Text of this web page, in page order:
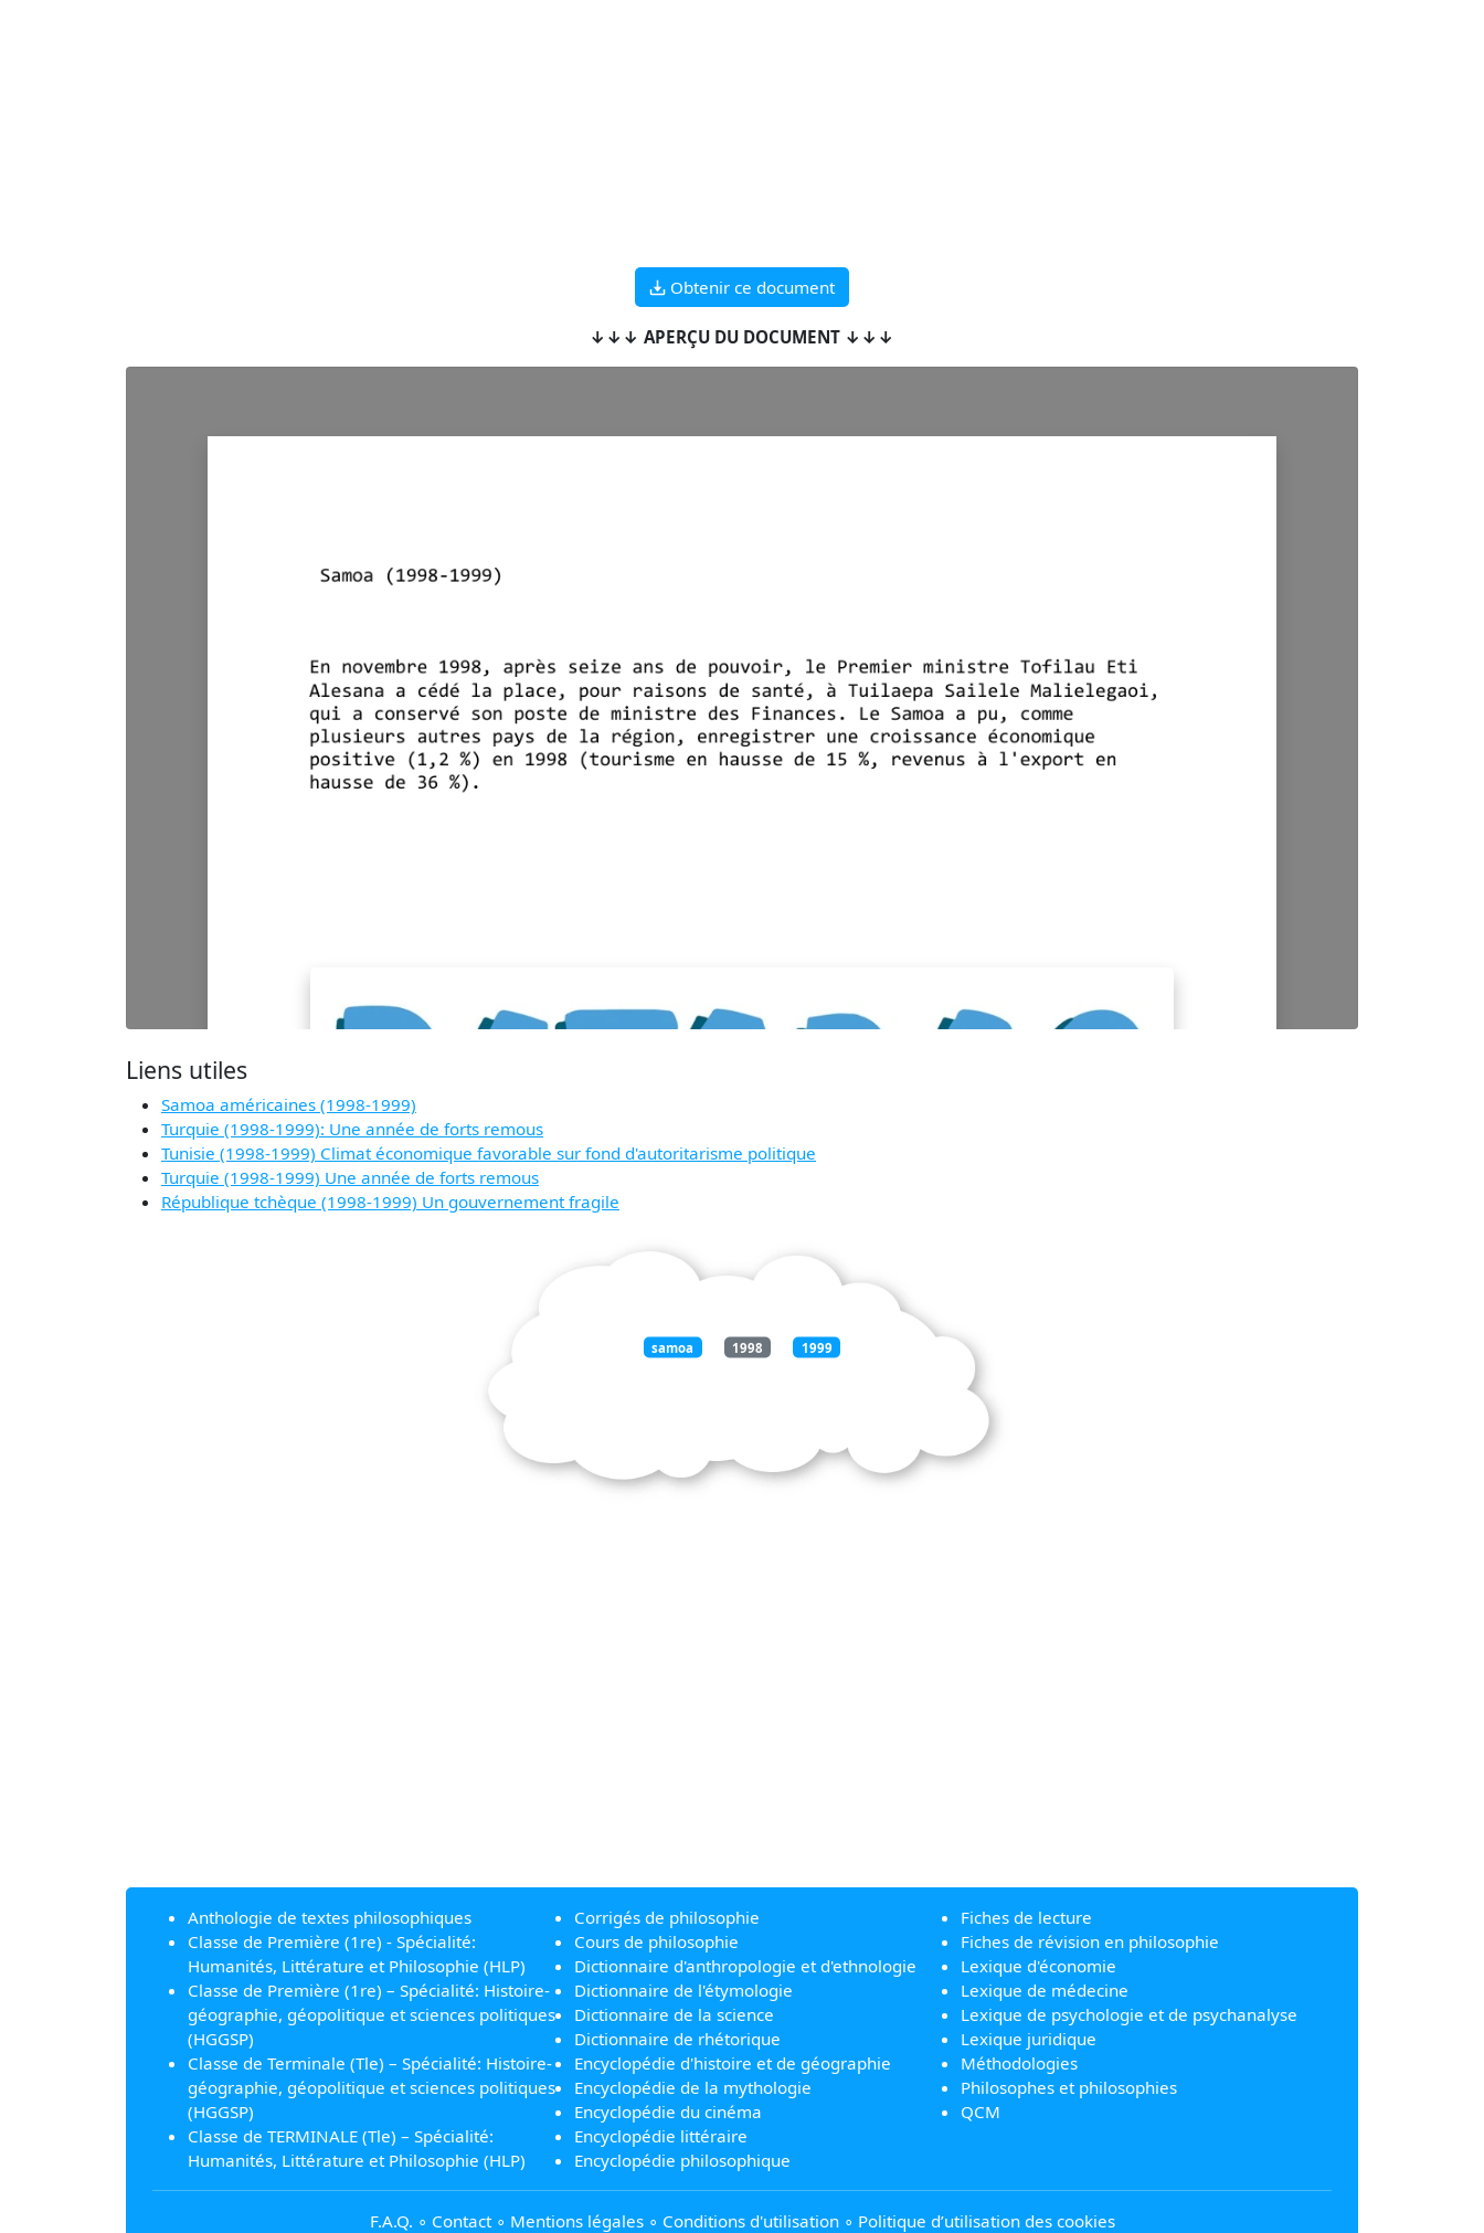
Obtenir ce document
↓↓↓ APERÇU DU DOCUMENT ↓↓↓
Liens utiles
Samoa américaines (1998-1999)
Turquie (1998-1999): Une année de forts remous
Tunisie (1998-1999) Climat économique favorable sur fond d'autoritarisme politique
Turquie (1998-1999) Une année de forts remous
République tchèque (1998-1999) Un gouvernement fragile
samoa 1998 1999
Anthologie de textes philosophiques
Classe de Première (1re) - Spécialité:
Humanités, Littérature et Philosophie (HLP)
Classe de Première (1re) – Spécialité: Histoire-
géographie, géopolitique et sciences politiques
(HGGSP)
Classe de Terminale (Tle) – Spécialité: Histoire-
géographie, géopolitique et sciences politiques
(HGGSP)
Classe de TERMINALE (Tle) – Spécialité:
Humanités, Littérature et Philosophie (HLP)
Corrigés de philosophie
Cours de philosophie
Dictionnaire d'anthropologie et d'ethnologie
Dictionnaire de l'étymologie
Dictionnaire de la science
Dictionnaire de rhétorique
Encyclopédie d'histoire et de géographie
Encyclopédie de la mythologie
Encyclopédie du cinéma
Encyclopédie littéraire
Encyclopédie philosophique
Fiches de lecture
Fiches de révision en philosophie
Lexique d'économie
Lexique de médecine
Lexique de psychologie et de psychanalyse
Lexique juridique
Méthodologies
Philosophes et philosophies
QCM
F.A.Q. ∘ Contact∘ Mentions légales∘ Conditions d'utilisation∘ Politique d’utilisation des cookies